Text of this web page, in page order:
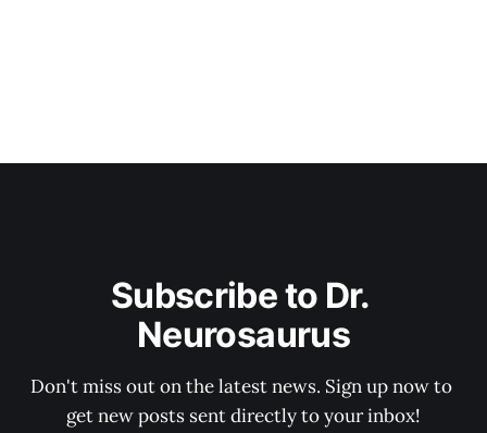
Subscribe to Dr.
Neurosaurus
Don't miss out on the latest news. Sign up now to
get new posts sent directly to your inbox!